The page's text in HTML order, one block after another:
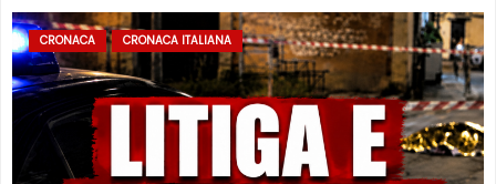
CRONACA CRONACA ITALIANA